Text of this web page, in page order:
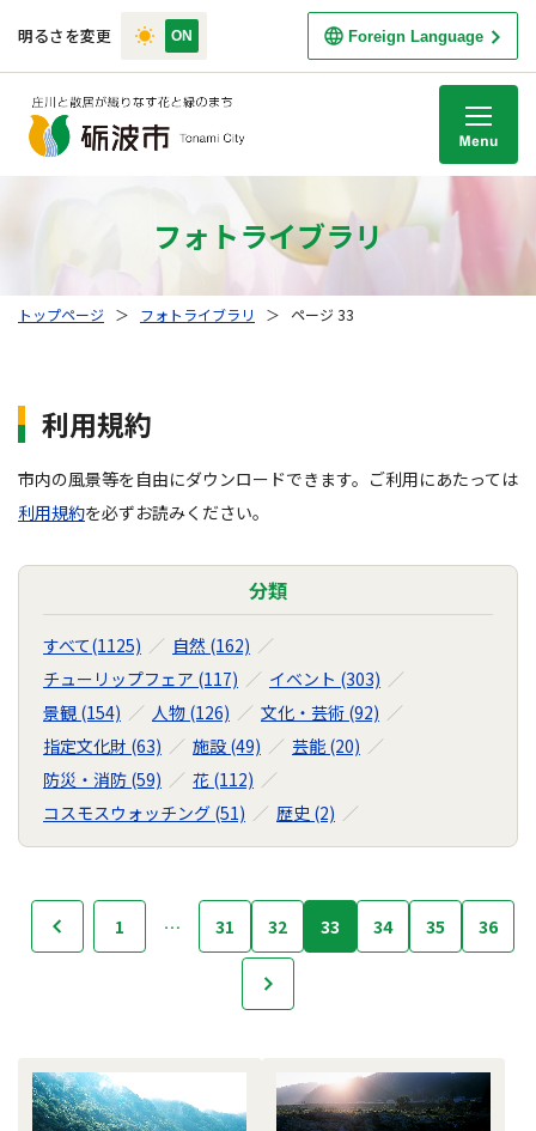
明るさを変更 Foreign Language
フォトライブラリ
トップページ ＞ フォトライブラリ ＞ ページ 33
利用規約
市内の風景等を自由にダウンロードできます。ご利用にあたっては
利用規約を必ずお読みください。
分類
すべて(1125)
自然 (162)
チューリップフェア (117)
イベント (303)
景観 (154)
人物 (126)
文化・芸術 (92)
指定文化財 (63)
施設 (49)
芸能 (20)
防災・消防 (59)
花 (112)
コスモスウォッチング (51)
歴史 (2)
フ
ラ
リ
1 … 31 32 33 34 35 36